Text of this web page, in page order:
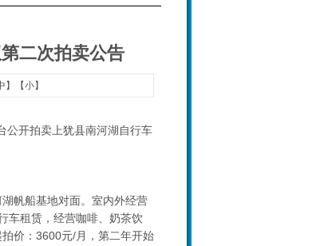
二次拍卖公告
】【小】
公开拍卖上犹县南河湖自行车
帆船基地对面。室内外经营
车租赁，经营咖啡、奶茶饮
价：3600元/月，第二年开始